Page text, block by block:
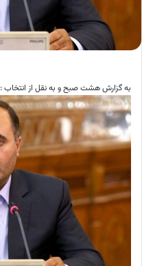
به گزارش هشت صبح و به نقل از انتخاب :